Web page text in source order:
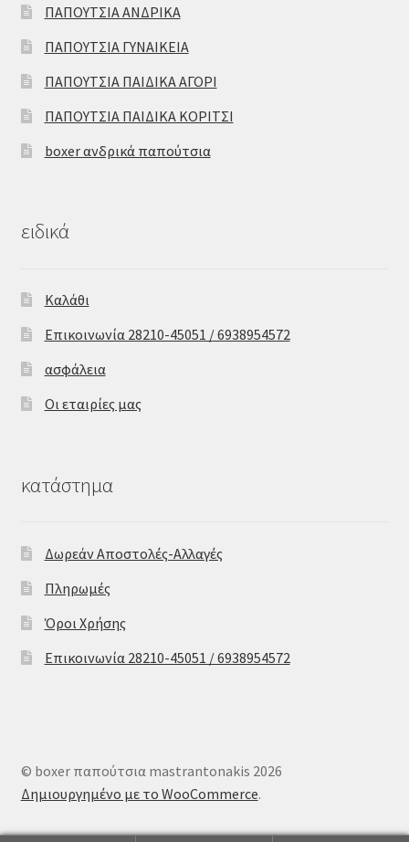
ΠΑΠΟΥΤΣΙΑ ΑΝΔΡΙΚΑ
ΠΑΠΟΥΤΣΙΑ ΓΥΝΑΙΚΕΙΑ
ΠΑΠΟΥΤΣΙΑ ΠΑΙΔΙΚΑ ΑΓΟΡΙ
ΠΑΠΟΥΤΣΙΑ ΠΑΙΔΙΚΑ ΚΟΡΙΤΣΙ
boxer ανδρικά παπούτσια
ειδικά
Καλάθι
Επικοινωνία 28210-45051 / 6938954572
ασφάλεια
Οι εταιρίες μας
κατάστημα
Δωρεάν Αποστολές-Αλλαγές
Πληρωμές
Όροι Χρήσης
Επικοινωνία 28210-45051 / 6938954572
© boxer παπούτσια mastrantonakis 2026
Δημιουργημένο με το WooCommerce.